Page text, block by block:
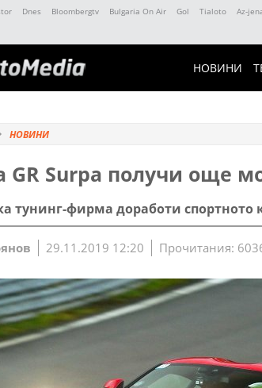
Dnes Bloombergtv Bulgaria On Air Gol Tialoto Az-
НОВИНИ
НОВИНИ
GR Surpa получи още
тунинг-фирма доработи спортното
29.11.2019 12:20 Прочитания: